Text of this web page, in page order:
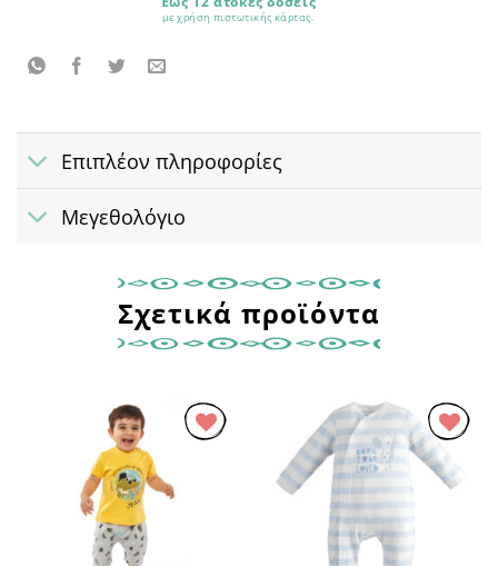
με χρήση πιστωτικής κάρτας.
Επιπλέον πληροφορίες
Μεγεθολόγιο
Σχετικά προϊόντα
Προσθήκη
Αγαπημένα
Προσθήκη
στα
Αγαπημένα